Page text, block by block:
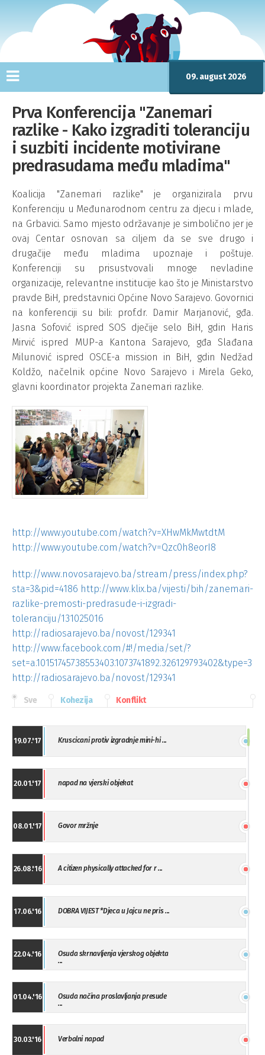
09. august 2026
Prva Konferencija "Zanemari
razlike - Kako izgraditi toleranciju
i suzbiti incidente motivirane
predrasudama među mladima"
Koalicija "Zanemari razlike" je organizirala prvu
Konferenciju u Međunarodnom centru za djecu i mlade,
na Grbavici. Samo mjesto održavanje je simbolično jer je
ovaj Centar osnovan sa ciljem da se sve drugo i
drugačije među mladima upoznaje i poštuje.
Konferenciji su prisustvovali mnoge nevladine
organizacije, relevantne institucije kao što je Ministarstvo
pravde BiH, predstavnici Općine Novo Sarajevo. Govornici
na konferenciji su bili: prof.dr. Damir Marjanović, gđa.
Jasna Sofović ispred SOS dječije selo BiH, gdin Haris
Mirvić ispred MUP-a Kantona Sarajevo, gđa Slađana
Milunović ispred OSCE-a mission in BiH, gdin Nedžad
Koldžo, načelnik općine Novo Sarajevo i Mirela Geko,
glavni koordinator projekta Zanemari razlike.
http://www.youtube.com/watch?v=XHwMkMwtdtM
http://www.youtube.com/watch?v=Qzc0h8eorI8
http://www.novosarajevo.ba/stream/press/index.php?
sta=3&pid=4186 http://www.klix.ba/vijesti/bih/zanemari-
razlike-premosti-predrasude-i-izgradi-
toleranciju/131025016
http://radiosarajevo.ba/novost/129341
http://www.facebook.com/#!/media/set/?
set=a.10151745738553403.1073741892.326129793402&type=3
http://radiosarajevo.ba/novost/129341
Sve Kohezija Konflikt
19.07.'17 Kruscicani protiv izgradnje mini-hi ...
20.01.'17 napad na vjerski objekat
08.01.'17 Govor mržnje
26.08.'16 A citizen physically attacked for r ...
17.06.'16 DOBRA VIJEST *Djeca u Jajcu ne pris ...
22.04.'16
Osuda skrnavljenja vjerskog objekta
...
01.04.'16
Osuda načina proslavljanja presude
...
30.03.'16 Verbalni napad